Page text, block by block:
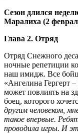
Сезон длился
Маралиха (2
Глава 2. Отряд
Отряд Снежного
ночные репетиции
наш имидж. Все
«Ангелина Гергерт
может повлиять на
боец, которого
другим человеком,
такое впервые.
проводила игры. И